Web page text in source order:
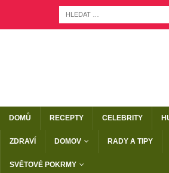
DOMŮ RECEPTY CELEBRITY
ZDRAVÍ DOMOV RADY A TIPY
SVĚTOVÉ POKRMY